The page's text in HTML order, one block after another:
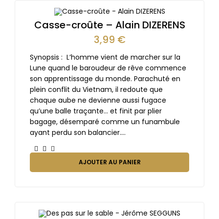
Casse-croûte – Alain DIZERENS
3,99 €
Synopsis : L’homme vient de marcher sur la
Lune quand le baroudeur de rêve commence
son apprentissage du monde. Parachuté en
plein conflit du Vietnam, il redoute que
chaque aube ne devienne aussi fugace
qu’une balle traçante… et finit par plier
bagage, désemparé comme un funambule
ayant perdu son balancier.…
AJOUTER AU PANIER